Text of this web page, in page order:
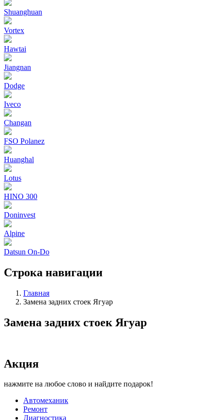
Shuanghuan
Vortex
Hawtai
Jiangnan
Dodge
Iveco
Changan
FSO Polanez
Huanghal
Lotus
HINO 300
Doninvest
Alpine
Datsun On-Do
Строка навигации
Главная
Замена задних стоек Ягуар
Замена задних стоек Ягуар
Акция
нажмите на любое слово и найдите подарок!
Автомеханик
Ремонт
Диагностика